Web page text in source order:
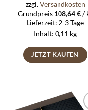
zzgl.Versandkosten
Grundpreis 108,64€/
Lieferzeit: 2-3 Tage
Inhalt: 0,11 kg
JETZT KAUFEN